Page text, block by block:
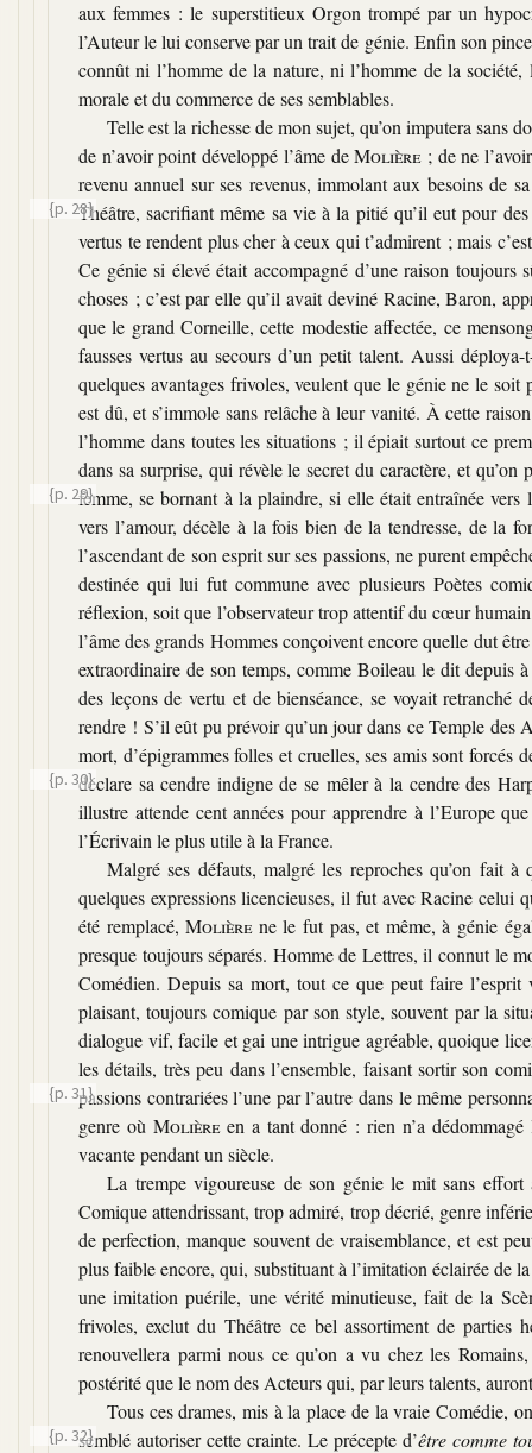
aux femmes : le superstitieux Orgon trompé par un
l’Auteur le lui conserve par un trait de génie. Enfin son
connût ni l’homme de la nature, ni l’homme de la
morale et du commerce de ses semblables.
Telle est la richesse de mon sujet, qu’on imputera sans
de n’avoir point développé l’âme deMolière; de ne
revenu annuel sur ses revenus, immolant aux besoins de
Théâtre, sacrifiant même sa vie à la
{p. 28}
pitié qu’il eut pour
vertus te rendent plus cher à ceux qui t’admirent ; mais
Ce génie si élevé était accompagné d’une raison toujours
choses ; c’est par elle qu’il avait deviné Racine, Baron,
que le grand Corneille, cette modestie affectée, ce
fausses vertus au secours d’un petit talent. Aussi
quelques avantages frivoles, veulent que le génie ne le
est dû, et s’immole sans relâche à leur vanité. À cette
l’homme dans toutes les situations ; il épiait surtout ce
dans sa surprise, qui révèle le secret du caractère, et
femme, se bornant à la plaindre, si elle était entraînée
{p. 29}
vers l’amour, décèle à la fois bien de la tendresse, de la
l’ascendant de son esprit sur ses passions, ne purent
destinée qui lui fut commune avec plusieurs Poètes
réflexion, soit que l’observateur trop attentif du cœur
l’âme des grands Hommes conçoivent encore quelle dut
extraordinaire de son temps, comme Boileau le dit
des leçons de vertu et de bienséance, se voyait
rendre ! S’il eût pu prévoir qu’un jour dans ce Temple
mort, d’épigrammes folles et cruelles, ses amis sont forcés
déclare sa cendre indigne de se mêler à la cendre des
{p. 30}
illustre attende cent années pour apprendre à l’Europe
l’Écrivain le plus utile à la France.
Malgré ses défauts, malgré les reproches qu’on fait
quelques expressions licencieuses, il fut avec Racine
été remplacé,Molièrene le fut pas, et même, à génie
presque toujours séparés. Homme de Lettres, il connut le
Comédien. Depuis sa mort, tout ce que peut faire
plaisant, toujours comique par son style, souvent par la
dialogue vif, facile et gai une intrigue agréable, quoique
les détails, très peu dans l’ensemble, faisant sortir son
passions contrariées l’une par l’autre dans le même
{p. 31}
genre où Molièreen a tant donné : rien n’a
vacante pendant un siècle.
La trempe vigoureuse de son génie le mit sans
Comique attendrissant, trop admiré, trop décrié, genre
de perfection, manque souvent de vraisemblance, et est
plus faible encore, qui, substituant à l’imitation éclairée de
une imitation puérile, une vérité minutieuse, fait de la
frivoles, exclut du Théâtre ce bel assortiment de parties
renouvellera parmi nous ce qu’on a vu chez les
postérité que le nom des Acteurs qui, par leurs talents,
Tous ces drames, mis à la place de la vraie Comédie,
semblé autoriser
{p. 32} cette crainte. Le précepte d’être comme